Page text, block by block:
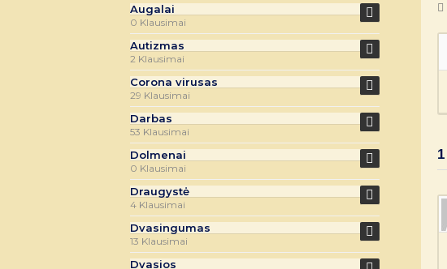
1
Augalai
0 Klausimai
Autizmas
2 Klausimai
Corona virusas
29 Klausimai
Darbas
53 Klausimai
Dolmenai
0 Klausimai
Draugystė
4 Klausimai
Dvasingumas
13 Klausimai
Dvasios